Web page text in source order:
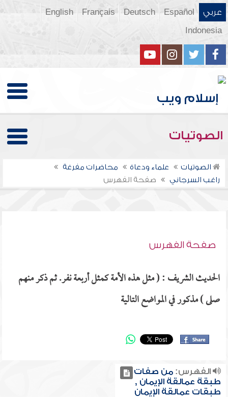
عربي Español
Deutsch
Français
English
Indonesia
الصوتيات
الصوتيات علماء ودعاة
محاضرات مفرغة
راغب السرجاني
صفحة الفهرس
صفحة الفهرس
الحديث الشريف : ( مثل هذه الأمة كمثل أربعة نفر. ثم ذكر منهم
صلى ) مذكور في المواضع التالية
الفهرس:من صفات
طبقة عمالقة الإيمان ,
طبقات عمالقة الإيمان